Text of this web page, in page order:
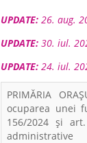
UPDATE: 26. aug.
UPDATE: 30. iul.
UPDATE: 24. iul.
PRIMĂRIA
ocuparea unei
156/2024 și
administrative